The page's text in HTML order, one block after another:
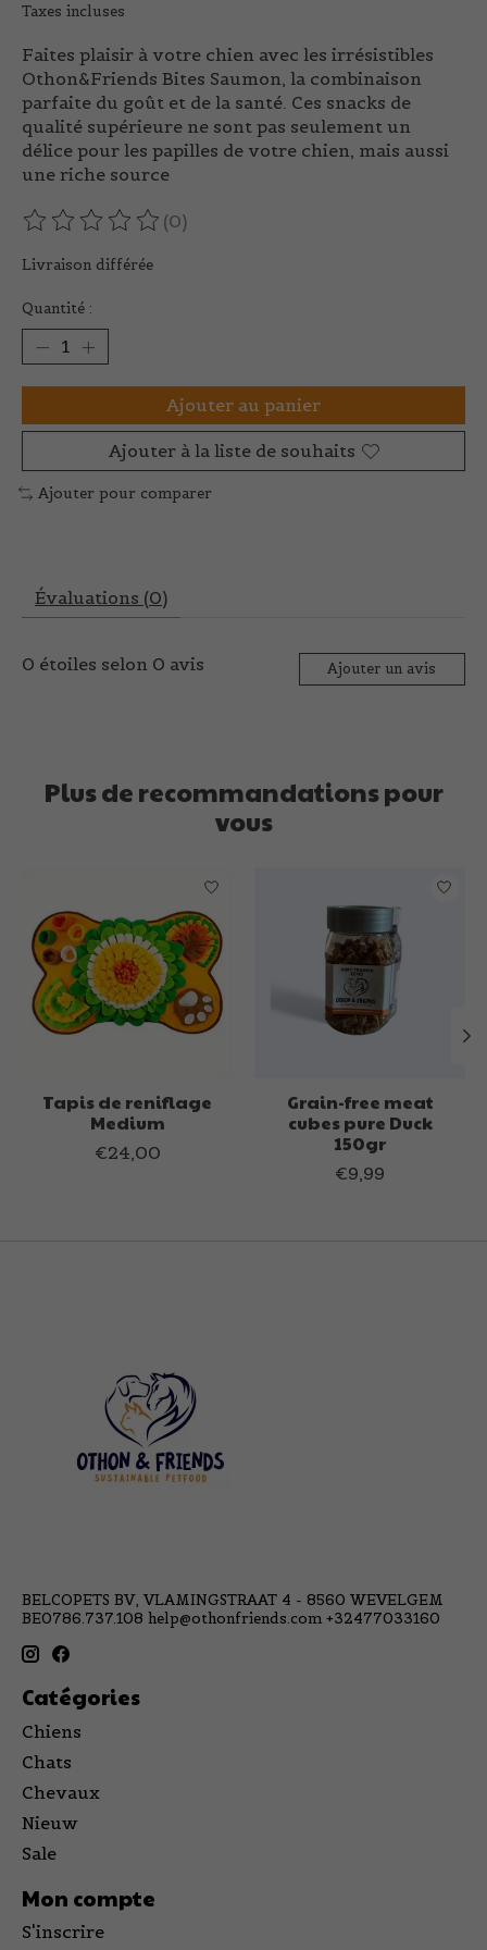
Taxes incluses
Faites plaisir à votre chien avec les irrésistibles
Othon&Friends Bites Saumon, la combinaison
parfaite du goût et de la santé. Ces snacks de
qualité supérieure ne sont pas seulement un
délice pour les papilles de votre chien, mais aussi
une riche source
Ce produit est évalué à
(0)
Livraison différée
Quantité :
Ajouter au panier
Ajouter à la liste de souhaits
Ajouter pour comparer
Évaluations (0)
0 étoiles selon 0 avis Ajouter un avis
Plus de recommandations pour
vous
Articles du carrousel de produits
Tapis de reniflage
Medium
€24,00
Grain-free meat
cubes pure Duck
150gr
€9,99
BELCOPETS BV, VLAMINGSTRAAT 4 - 8560 WEVELGEM
BE0786.737.108 help@othonfriends.com +32477033160
Catégories
Chiens
Chats
Chevaux
Nieuw
Sale
Mon compte
S'inscrire